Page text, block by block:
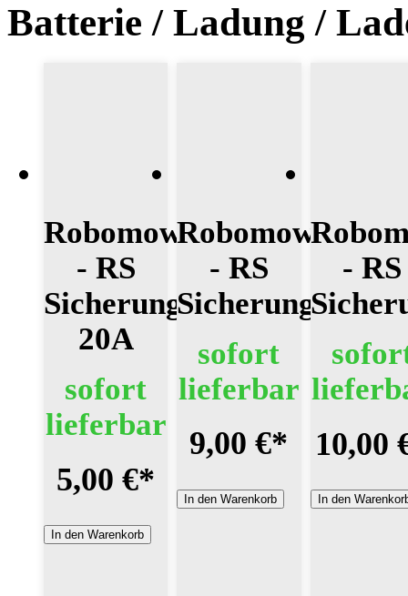
Batterie / Ladung /
Robomow
- RS
Sicherung
20A
sofort
lieferbar
5,00 €*
In den Warenkorb
Robomow
- RS
sofort
lieferbar
9,00 €*
In den Warenkorb
- RS
10,00
In den